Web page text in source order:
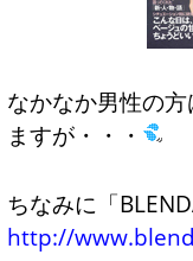
なかなか男性の
ますが・・・
ちなみに「
http://